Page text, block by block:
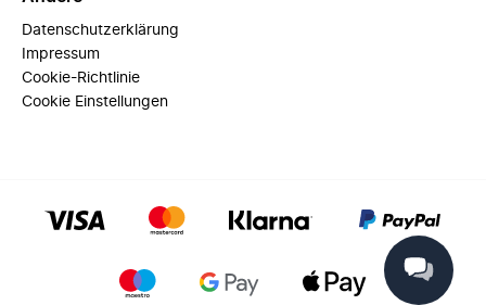
Datenschutzerklärung
Impressum
Cookie-Richtlinie
Cookie Einstellungen